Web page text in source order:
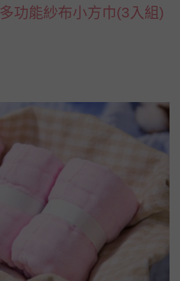
功能紗布小方巾(3入組)